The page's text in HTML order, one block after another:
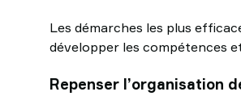
Les démarches les plus
développer les compétences
Repenser l’organisation